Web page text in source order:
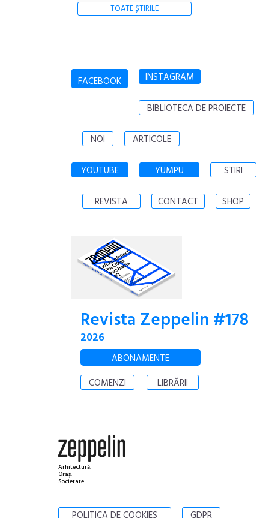
TOATE ȘTIRILE
FACEBOOK INSTAGRAM
BIBLIOTECA DE PROIECTE
NOI ARTICOLE
YOUTUBE YUMPU STIRI
REVISTA CONTACT SHOP
Revista Zeppelin #178
2026
ABONAMENTE
COMENZI
LIBRĂRII
Arhitectură.
Oraș.
Societate.